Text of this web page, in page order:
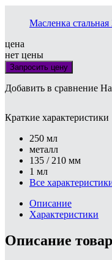
Масленка
цена
нет цены
Запросить цену
Добавить в сравнение
Краткие характеристики
250 мл
металл
135 / 210 мм
1 мл
Все
Описание
Характеристики
Описание